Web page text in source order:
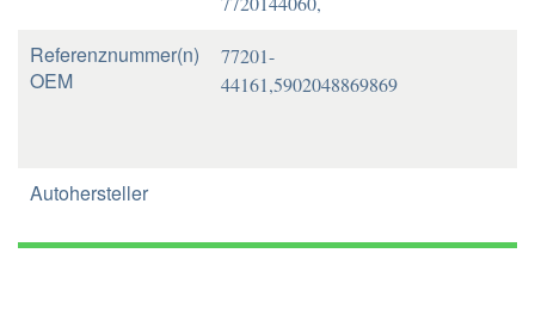
Referenznummer(n)
OEM
77201-
44161,5902048869869
Autohersteller